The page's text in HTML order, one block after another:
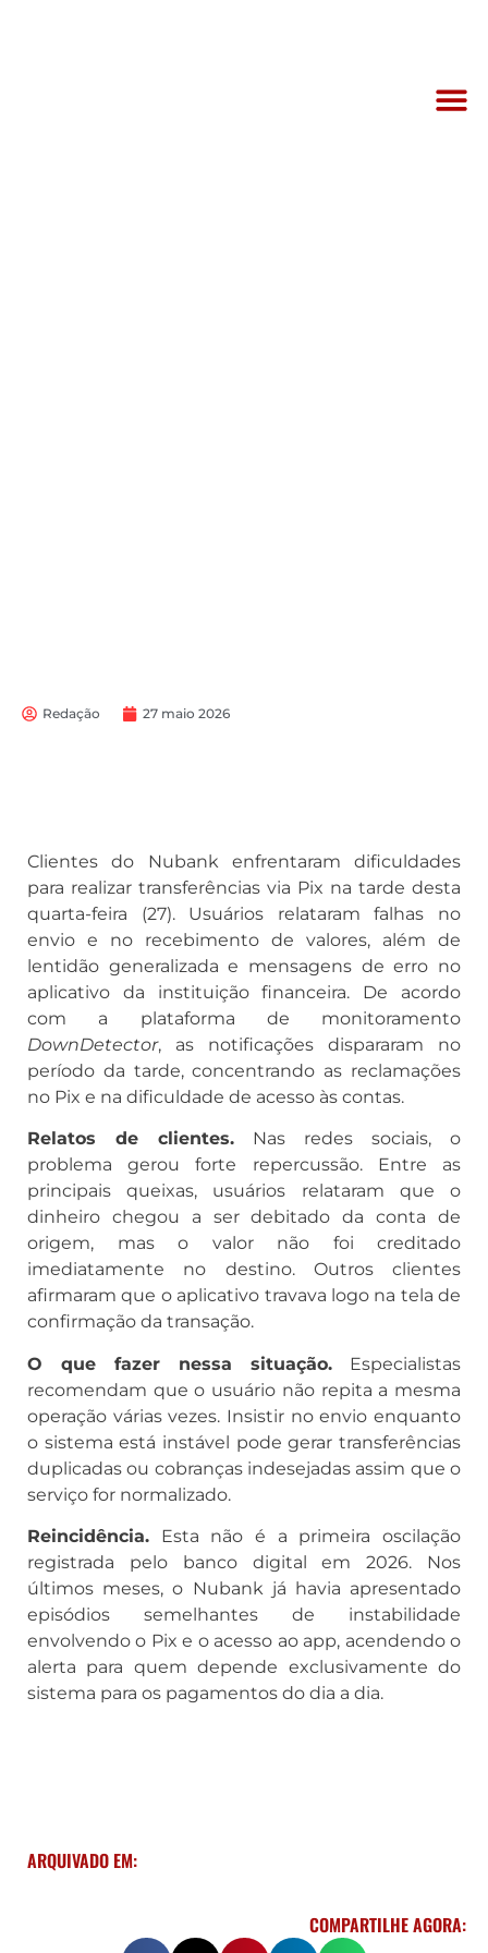
Redação 27 maio 2026
Clientes do Nubank enfrentaram dificuldades
para realizar transferências via Pix na tarde desta
quarta-feira (27). Usuários relataram falhas no
envio e no recebimento de valores, além de
lentidão generalizada e mensagens de erro no
aplicativo da instituição financeira. De acordo
com a plataforma de monitoramento
DownDetector, as notificações dispararam no
período da tarde, concentrando as reclamações
no Pix e na dificuldade de acesso às contas.
Relatos de clientes. Nas redes sociais, o
problema gerou forte repercussão. Entre as
principais queixas, usuários relataram que o
dinheiro chegou a ser debitado da conta de
origem, mas o valor não foi creditado
imediatamente no destino. Outros clientes
afirmaram que o aplicativo travava logo na tela de
confirmação da transação.
O que fazer nessa situação. Especialistas
recomendam que o usuário não repita a mesma
operação várias vezes. Insistir no envio enquanto
o sistema está instável pode gerar transferências
duplicadas ou cobranças indesejadas assim que o
serviço for normalizado.
Reincidência. Esta não é a primeira oscilação
registrada pelo banco digital em 2026. Nos
últimos meses, o Nubank já havia apresentado
episódios semelhantes de instabilidade
envolvendo o Pix e o acesso ao app, acendendo o
alerta para quem depende exclusivamente do
sistema para os pagamentos do dia a dia.
ARQUIVADO EM:
COMPARTILHE AGORA: